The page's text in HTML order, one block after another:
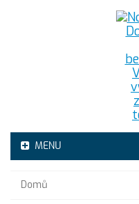
MENU
Domů